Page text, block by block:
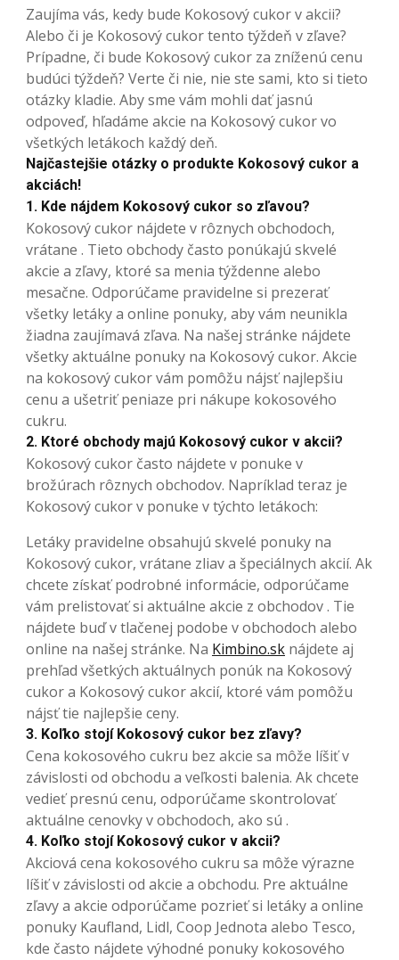
Zaujíma vás, kedy bude Kokosový cukor v akcii?
Alebo či je Kokosový cukor tento týždeň v zľave?
Prípadne, či bude Kokosový cukor za zníženú cenu
budúci týždeň? Verte či nie, nie ste sami, kto si tieto
otázky kladie. Aby sme vám mohli dať jasnú
odpoveď, hľadáme akcie na Kokosový cukor vo
všetkých letákoch každý deň.
Najčastejšie otázky o produkte Kokosový cukor a
akciách!
1. Kde nájdem Kokosový cukor so zľavou?
Kokosový cukor nájdete v rôznych obchodoch,
vrátane . Tieto obchody často ponúkajú skvelé
akcie a zľavy, ktoré sa menia týždenne alebo
mesačne. Odporúčame pravidelne si prezerať
všetky letáky a online ponuky, aby vám neunikla
žiadna zaujímavá zľava. Na našej stránke nájdete
všetky aktuálne ponuky na Kokosový cukor. Akcie
na kokosový cukor vám pomôžu nájsť najlepšiu
cenu a ušetriť peniaze pri nákupe kokosového
cukru.
2. Ktoré obchody majú Kokosový cukor v akcii?
Kokosový cukor často nájdete v ponuke v
brožúrach rôznych obchodov. Napríklad teraz je
Kokosový cukor v ponuke v týchto letákoch:
Letáky pravidelne obsahujú skvelé ponuky na
Kokosový cukor, vrátane zliav a špeciálnych akcií. Ak
chcete získať podrobné informácie, odporúčame
vám prelistovať si aktuálne akcie z obchodov . Tie
nájdete buď v tlačenej podobe v obchodoch alebo
online na našej stránke. Na Kimbino.sk nájdete aj
prehľad všetkých aktuálnych ponúk na Kokosový
cukor a Kokosový cukor akcií, ktoré vám pomôžu
nájsť tie najlepšie ceny.
3. Koľko stojí Kokosový cukor bez zľavy?
Cena kokosového cukru bez akcie sa môže líšiť v
závislosti od obchodu a veľkosti balenia. Ak chcete
vedieť presnú cenu, odporúčame skontrolovať
aktuálne cenovky v obchodoch, ako sú .
4. Koľko stojí Kokosový cukor v akcii?
Akciová cena kokosového cukru sa môže výrazne
líšiť v závislosti od akcie a obchodu. Pre aktuálne
zľavy a akcie odporúčame pozrieť si letáky a online
ponuky Kaufland, Lidl, Coop Jednota alebo Tesco,
kde často nájdete výhodné ponuky kokosového